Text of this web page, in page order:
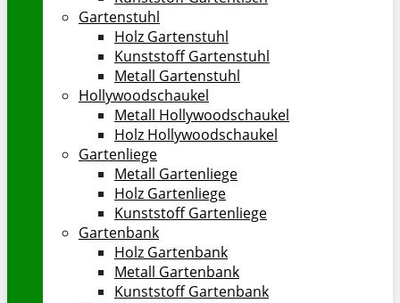
Gartenstuhl
Holz Gartenstuhl
Kunststoff Gartenstuhl
Metall Gartenstuhl
Hollywoodschaukel
Metall Hollywoodschaukel
Holz Hollywoodschaukel
Gartenliege
Metall Gartenliege
Holz Gartenliege
Kunststoff Gartenliege
Gartenbank
Holz Gartenbank
Metall Gartenbank
Kunststoff Gartenbank